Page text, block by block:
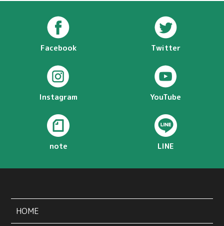
Facebook Twitter
Instagram YouTube
note LINE
HOME